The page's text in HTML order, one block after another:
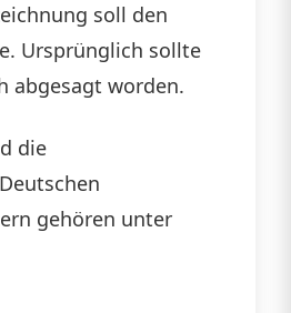
soll den
Ursprünglich sollte
abgesagt worden.
die
gehören unter